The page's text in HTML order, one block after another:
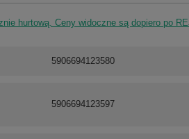
hurtową. Ceny widoczne są dopiero po
5906694123580
5906694123597